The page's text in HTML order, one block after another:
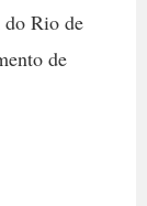
Rio de
de